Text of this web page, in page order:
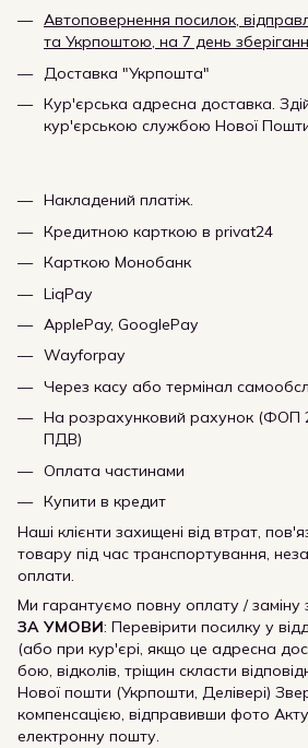
Автоповернення посилок,
та Укрпоштою, на 7 день
Доставка "Укрпошта"
Кур'єрська адресна доставка.
кур'єрською службою Нової
Накладений платіж.
Кредитною карткою в privat24
Карткою Монобанк
LiqPay
ApplePay, GooglePay
Wayforpay
Через касу або термінал
На розрахунковий рахунок (ФОП
ПДВ)
Оплата частинами
Купити в кредит
Наші клієнти захищені від втрат,
товару під час транспортування,
оплати.
Ми гарантуємо повну оплату / заміну
ЗА УМОВИ: Перевірити посилку у
(або при кур'єрі, якщо це адресна
бою, відколів, тріщин скласти
Нової пошти (Укрпошти, Делівері)
компенсацією, відправивши фото
електронну пошту.